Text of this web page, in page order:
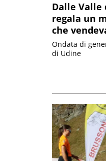
Dalle Valle
regala un
che
Ondata di
di Udine